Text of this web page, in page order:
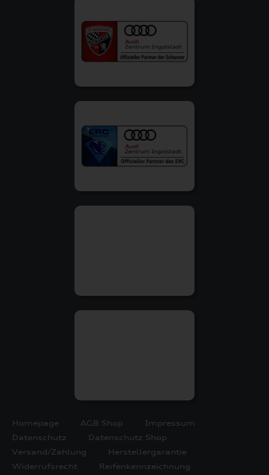
Homepage AGB Shop
Impressum
Datenschutz
Datenschutz Shop
Versand/Zahlung
Herstellergarantie
Widerrufsrecht
Reifenkennzeichnung